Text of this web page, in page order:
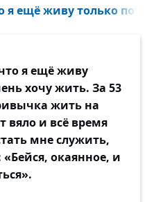
я ещё живу только
я ещё живу
хочу жить. За 53
жить на
вяло и всё время
мне служить,
окаянное, и